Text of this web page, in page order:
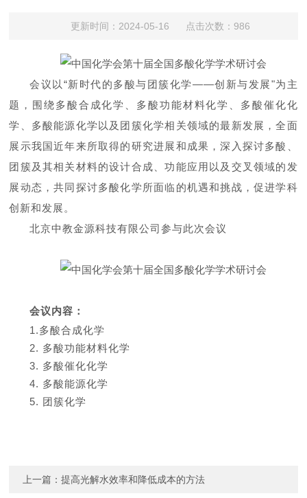
更新时间：2024-05-16 点击次数：986
会议以“新时代的多酸与团簇化学——创新与发展"为主
题，围绕多酸合成化学、多酸功能材料化学、多酸催化化
学、多酸能源化学以及团簇化学相关领域的最新发展，全面
展示我国近年来所取得的研究进展和成果，深入探讨多酸、
团簇及其相关材料的设计合成、功能应用以及交叉领域的发
展动态，共同探讨多酸化学所面临的机遇和挑战，促进学科
创新和发展。
北京中教金源科技有限公司参与此次会议
会议内容：
1.多酸合成化学
2. 多酸功能材料化学
3. 多酸催化化学
4. 多酸能源化学
5. 团簇化学
上一篇：提高光解水效率和降低成本的方法